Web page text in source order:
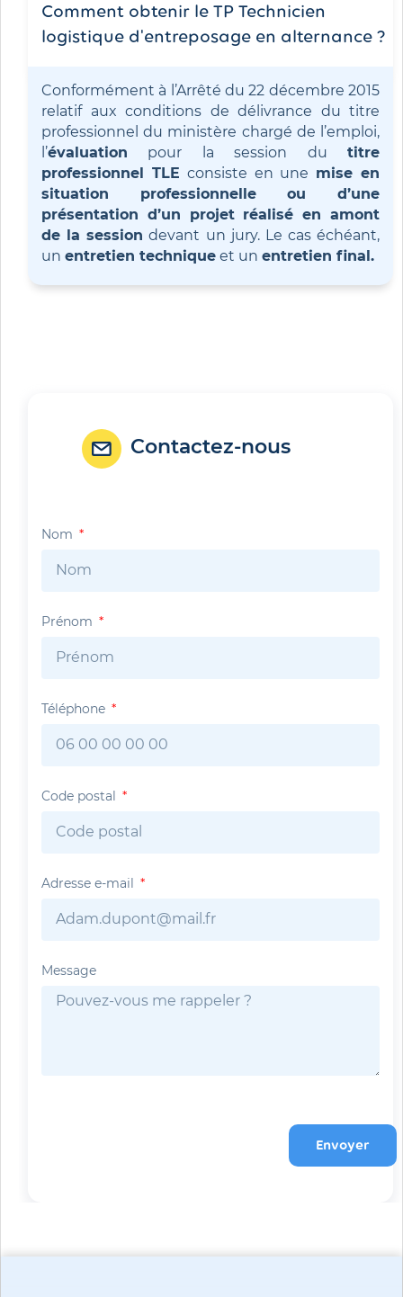
Comment obtenir le TP Technicien
logistique d'entreposage en alternance ?
Conformément à l’Arrêté du 22 décembre 2015
relatif aux conditions de délivrance du titre
professionnel du ministère chargé de l’emploi,
l’évaluation pour la session du titre
professionnel TLE consiste en une mise en
situation professionnelle ou d’une
présentation d’un projet réalisé en amont
de la session devant un jury. Le cas échéant,
un entretien technique et un entretien final.
Contactez-nous
Nom
Prénom
Téléphone
Code postal
Adresse e-mail
Message
Envoyer